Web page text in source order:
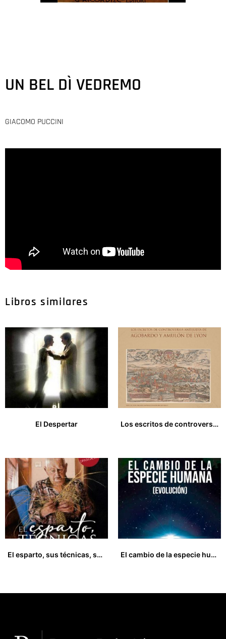
UN BEL DÌ VEDREMO
GIACOMO PUCCINI
Libros similares
El Despertar
Los escritos de controversia antijudia de Agobardo y Amulón de Lyon
El esparto, sus técnicas, su cultura
El cambio de la especie humana (evolución)